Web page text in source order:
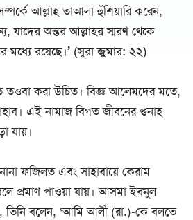
আল্লাহ তাআলা হুঁশিয়ারি করেন,
যাদের অন্তর আল্লাহর স্মরণ থেকে
মধ্যে রয়েছে।’ (সুরা জুমার: ২২)
তওবা করা উচিত। বিজ্ঞ আলেমদের মতে,
এই নামাজ বিগত জীবনের গুনাহ
যায়।
ফজিলত এবং সাহাবায়ে কেরাম
প্রমাণ পাওয়া যায়। আসমা ইবনুল
তিনি বলেন, ‘আমি আলী (রা.)-কে বলতে